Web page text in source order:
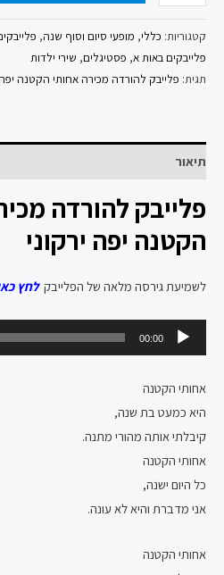
קטגוריות: כללי, מופעי סיום וסוף שנה,
פלייבקים באות א, פסטיגלים, שירי ילדות
תגית: פלייבק להורדה מכירה אחותי הקטנה יפה
תיאור
פלייבק להורדה
הקטנה יפה ירקוני
לשמיעת גירסה מלאה של הפלייבק לחץ
אודיו
00:00
אחותי הקטנה
היא כמעט בת שנה,
קיבלתי אותה מהורי מתנה.
אחותי הקטנה
כל היום ישנה,
אני מדברת והיא לא עונה.
אחותי הקטנה